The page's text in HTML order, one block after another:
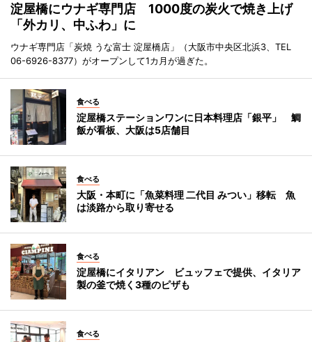
淀屋橋にウナギ専門店 1000度の炭火で焼き上げ
「外カリ、中ふわ」に
ウナギ専門店「炭焼 うな富士 淀屋橋店」（大阪市中央区北浜3、TEL
06-6926-8377）がオープンして1カ月が過ぎた。
食べる
淀屋橋ステーションワンに日本料理店「銀平」 鯛
飯が看板、大阪は5店舗目
食べる
大阪・本町に「魚菜料理 二代目 みつい」移転 魚
は淡路から取り寄せる
食べる
淀屋橋にイタリアン ビュッフェで提供、イタリア
製の釜で焼く3種のピザも
食べる